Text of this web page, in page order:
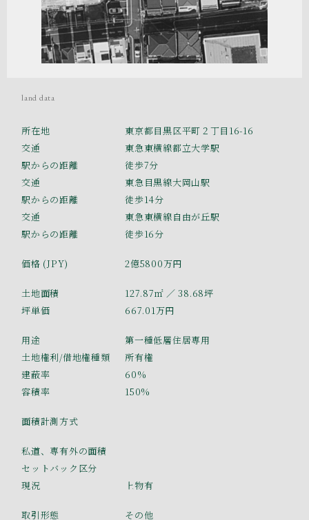
land data
所在地
東京都目黒区平町２丁目16-16
交通
東急東横線都立大学駅
駅からの距離
徒歩7分
交通
東急目黒線大岡山駅
駅からの距離
徒歩14分
交通
東急東横線自由が丘駅
駅からの距離
徒歩16分
価格 (JPY) 2億5800万円
土地面積 127.87㎡ ／ 38.68坪
坪単価
667.01万円
用途
第一種低層住居専用
土地権利/借地権種類
所有権
建蔽率
60%
容積率
150%
面積計測方式
私道、専有外の面積
セットバック区分
現況
上物有
取引形態 その他